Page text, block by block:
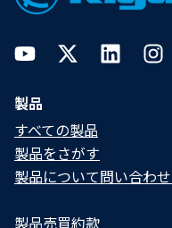
YouTubeTwitterLinkedIn
製品
すべての製品
製品をさがす
製品について問い合わ
製品売買約款